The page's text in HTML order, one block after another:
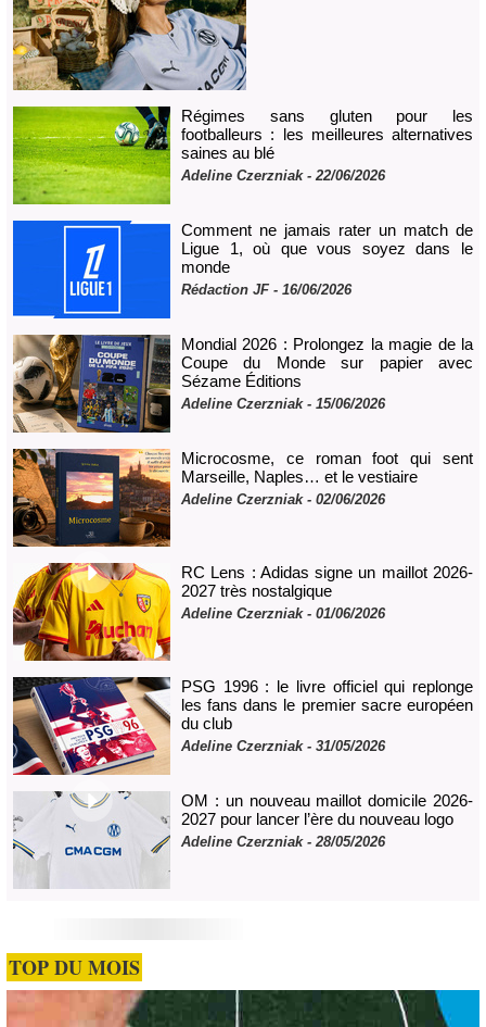
Régimes sans gluten pour les
footballeurs : les meilleures alternatives
saines au blé
Adeline Czerzniak- 22/06/2026
Comment ne jamais rater un match de
Ligue 1, où que vous soyez dans le
monde
Rédaction JF - 16/06/2026
Mondial 2026 : Prolongez la magie de la
Coupe du Monde sur papier avec
Sézame Éditions
Adeline Czerzniak- 15/06/2026
Microcosme, ce roman foot qui sent
Marseille, Naples… et le vestiaire
Adeline Czerzniak- 02/06/2026
RC Lens : Adidas signe un maillot 2026-
2027 très nostalgique
Adeline Czerzniak- 01/06/2026
PSG 1996 : le livre officiel qui replonge
les fans dans le premier sacre européen
du club
Adeline Czerzniak- 31/05/2026
OM : un nouveau maillot domicile 2026-
2027 pour lancer l’ère du nouveau logo
Adeline Czerzniak- 28/05/2026
TOP DU MOIS